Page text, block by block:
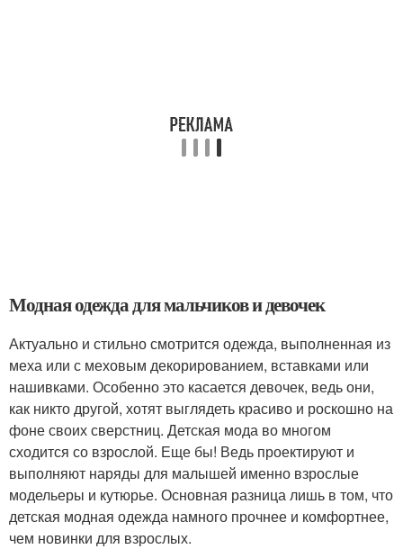
Модная одежда для мальчиков и девочек
Актуально и стильно смотрится одежда, выполненная из
меха или с меховым декорированием, вставками или
нашивками. Особенно это касается девочек, ведь они,
как никто другой, хотят выглядеть красиво и роскошно на
фоне своих сверстниц. Детская мода во многом
сходится со взрослой. Еще бы! Ведь проектируют и
выполняют наряды для малышей именно взрослые
модельеры и кутюрье. Основная разница лишь в том, что
детская модная одежда намного прочнее и комфортнее,
чем новинки для взрослых.